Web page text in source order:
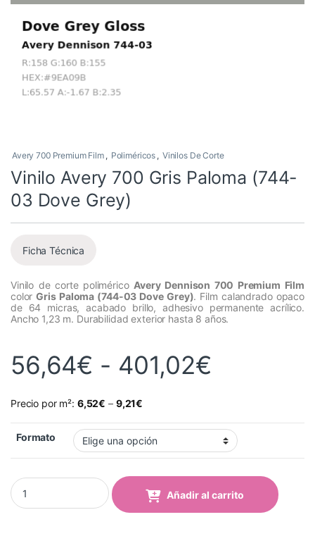
Avery 700 Premium Film , Poliméricos , Vinilos De Corte
Vinilo Avery 700 Gris Paloma (744-
03 Dove Grey)
Ficha Técnica
Vinilo de corte polimérico Avery Dennison 700 Premium Film
colorGris Paloma (744-03 Dove Grey). Film calandrado opaco
de 64 micras, acabado brillo, adhesivo permanente acrílico.
Ancho 1,23 m. Durabilidad exterior hasta 8 años.
56,64€ - 401,02€
Precio por m²: 6,52€ – 9,21€
Formato
Vinilo Avery 700 Gris Paloma (744-03 Dove Grey) quantity
Añadir al carrito